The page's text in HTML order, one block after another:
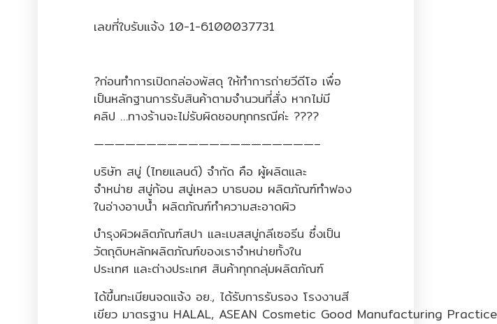
เลขที่ใบรับแจ้ง 10-1-6100037731
?ก่อนทำการเปิดกล่องพัสดุ ให้ทำการถ่ายวีดีโอ เพื่อ
เป็นหลักฐานการรับสินค้าตามจำนวนที่สั่ง หากไม่มี
คลิป …ทางร้านจะไม่รับผิดชอบทุกกรณีค่ะ ????
—————————————————————–
บริษัท สบู่ (ไทยแลนด์) จำกัด คือ ผู้ผลิตและ
จำหน่าย สบู่ก้อน สบู่เหลว บาธบอม ผลิตภัณฑ์ทำฟอง
ในอ่างอาบน้ำ ผลิตภัณฑ์ทำความสะอาดผิว
บำรุงผิวผลิตภัณฑ์สปา และเบสสบู่กลีเซอรีน ซึ่งเป็น
วัตถุดิบหลักผลิตภัณฑ์ของเราจำหน่ายทั้งใน
ประเทศ และต่างประเทศ สินค้าทุกกลุ่มผลิตภัณฑ์
ได้ขึ้นทะเบียนจดแจ้ง อย., ได้รับการรับรอง โรงงานสี
เขียว มาตรฐาน HALAL, ASEAN Cosmetic Good Manufacturing